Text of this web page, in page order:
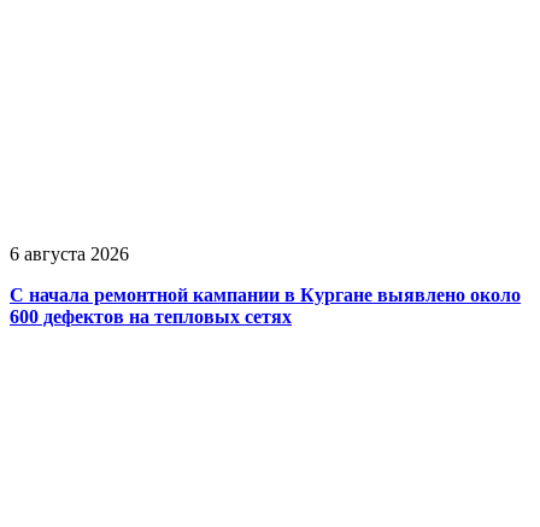
6 августа 2026
С начала ремонтной кампании в Кургане выявлено около
600 дефектов на тепловых сетях